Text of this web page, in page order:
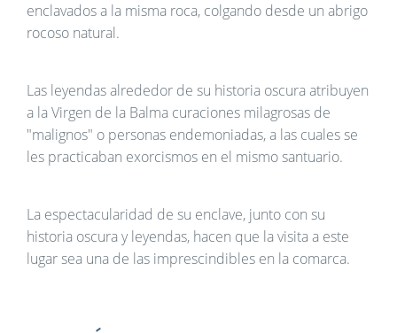
enclavados a la misma roca, colgando desde un abrigo
rocoso natural.
Las leyendas alrededor de su historia oscura atribuyen
a la Virgen de la Balma curaciones milagrosas de
"malignos" o personas endemoniadas, a las cuales se
les practicaban exorcismos en el mismo santuario.
La espectacularidad de su enclave, junto con su
historia oscura y leyendas, hacen que la visita a este
lugar sea una de las imprescindibles en la comarca.